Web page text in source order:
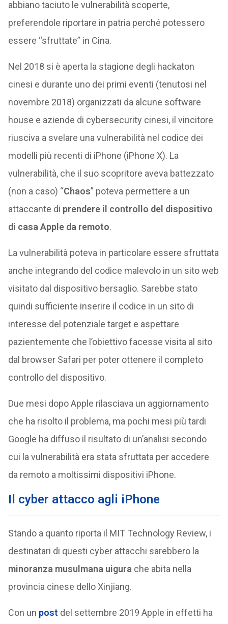
abbiano taciuto le vulnerabilità scoperte,
preferendole riportare in patria perché potessero
essere “sfruttate” in Cina.
Nel 2018 si è aperta la stagione degli hackaton
cinesi e durante uno dei primi eventi (tenutosi nel
novembre 2018) organizzati da alcune software
house e aziende di cybersecurity cinesi, il vincitore
riusciva a svelare una vulnerabilità nel codice dei
modelli più recenti di iPhone (iPhone X). La
vulnerabilità, che il suo scopritore aveva battezzato
(non a caso) “Chaos” poteva permettere a un
attaccante di prendere il controllo del dispositivo
di casa Apple da remoto.
La vulnerabilità poteva in particolare essere sfruttata
anche integrando del codice malevolo in un sito web
visitato dal dispositivo bersaglio. Sarebbe stato
quindi sufficiente inserire il codice in un sito di
interesse del potenziale target e aspettare
pazientemente che l’obiettivo facesse visita al sito
dal browser Safari per poter ottenere il completo
controllo del dispositivo.
Due mesi dopo Apple rilasciava un aggiornamento
che ha risolto il problema, ma pochi mesi più tardi
Google ha diffuso il risultato di un’analisi secondo
cui la vulnerabilità era stata sfruttata per accedere
da remoto a moltissimi dispositivi iPhone.
Il cyber attacco agli iPhone
Stando a quanto riporta il MIT Technology Review, i
destinatari di questi cyber attacchi sarebbero la
minoranza musulmana uigura che abita nella
provincia cinese dello Xinjiang.
Con un post del settembre 2019 Apple in effetti ha